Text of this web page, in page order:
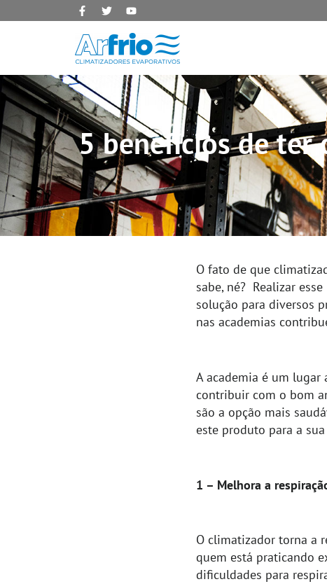
5 benefícios de ter
O fato de que
sabe, né? Realizar
solução para diversos
nas academias
A academia é um lugar
contribuir com o bom
são a opção mais
este produto para a
1 – Melhora a
O climatizador torna a
quem está praticando
dificuldades para